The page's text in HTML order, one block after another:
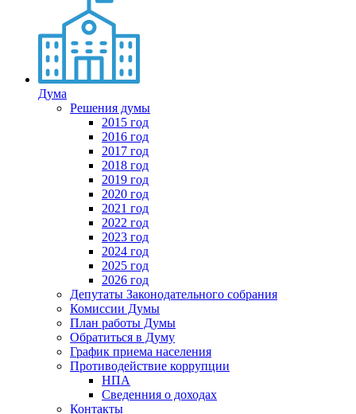
Дума
Решения думы
2015 год
2016 год
2017 год
2018 год
2019 год
2020 год
2021 год
2022 год
2023 год
2024 год
2025 год
2026 год
Депутаты Законодательного собрания
Комиссии Думы
План работы Думы
Обратиться в Думу
График приема населения
Противодействие коррупции
НПА
Сведенния о доходах
Контакты